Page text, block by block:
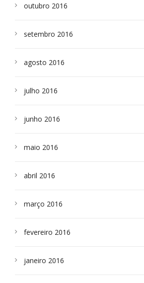
outubro 2016
setembro 2016
agosto 2016
julho 2016
junho 2016
maio 2016
abril 2016
março 2016
fevereiro 2016
janeiro 2016